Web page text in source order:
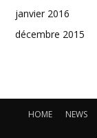
janvier 2016
décembre 2015
HOME NEWS